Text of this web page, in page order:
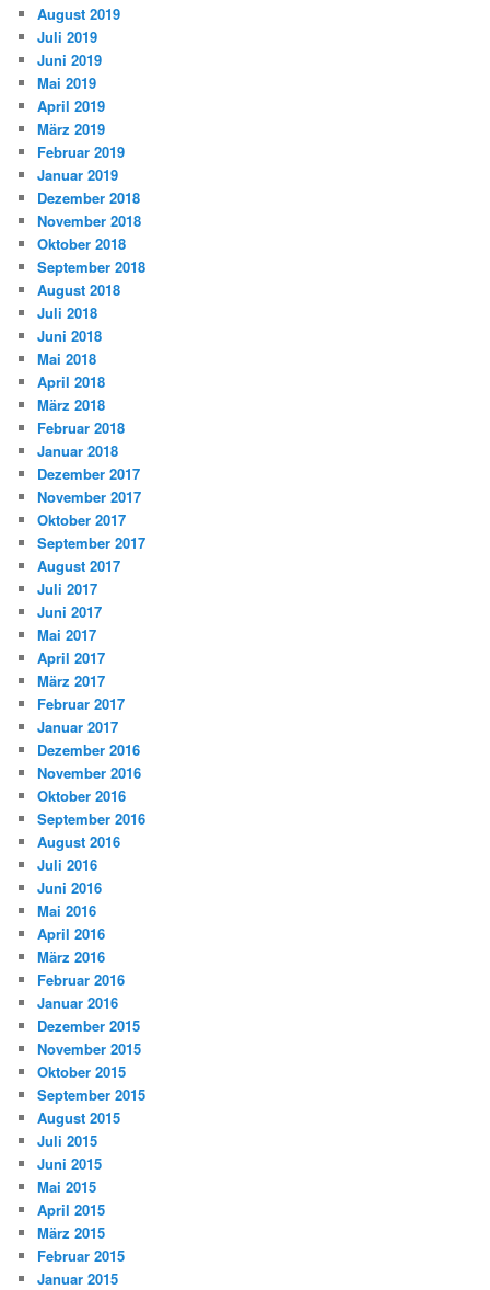
August 2019
Juli 2019
Juni 2019
Mai 2019
April 2019
März 2019
Februar 2019
Januar 2019
Dezember 2018
November 2018
Oktober 2018
September 2018
August 2018
Juli 2018
Juni 2018
Mai 2018
April 2018
März 2018
Februar 2018
Januar 2018
Dezember 2017
November 2017
Oktober 2017
September 2017
August 2017
Juli 2017
Juni 2017
Mai 2017
April 2017
März 2017
Februar 2017
Januar 2017
Dezember 2016
November 2016
Oktober 2016
September 2016
August 2016
Juli 2016
Juni 2016
Mai 2016
April 2016
März 2016
Februar 2016
Januar 2016
Dezember 2015
November 2015
Oktober 2015
September 2015
August 2015
Juli 2015
Juni 2015
Mai 2015
April 2015
März 2015
Februar 2015
Januar 2015